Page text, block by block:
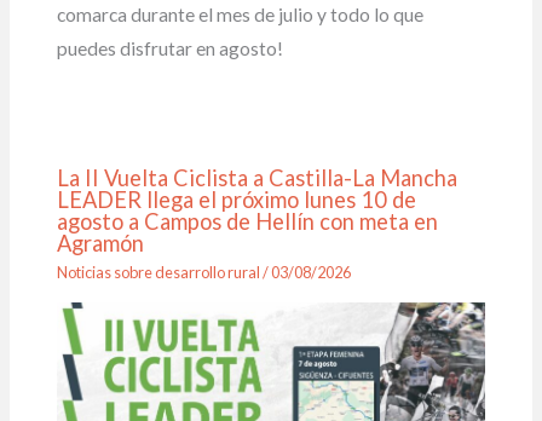
comarca durante el mes de julio y todo lo que
puedes disfrutar en agosto!
La II Vuelta Ciclista a Castilla-La Mancha
LEADER llega el próximo lunes 10 de
agosto a Campos de Hellín con meta en
Agramón
Noticias sobre desarrollo rural/03/08/2026